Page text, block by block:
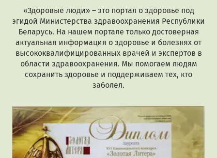
«Здоровые люди» – это портал о здоровье под
эгидой Министерства здравоохранения Республики
Беларусь. На нашем портале только достоверная
актуальная информация о здоровье и болезнях от
высококвалифицированных врачей и экспертов в
области здравоохранения. Мы помогаем людям
сохранить здоровье и поддерживаем тех, кто
заболел.